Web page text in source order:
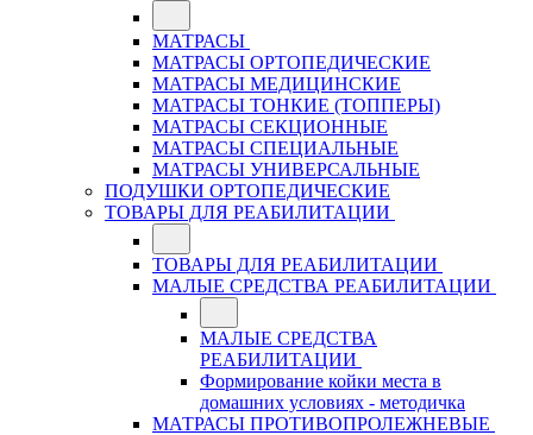
МАТРАСЫ
МАТРАСЫ ОРТОПЕДИЧЕСКИЕ
МАТРАСЫ МЕДИЦИНСКИЕ
МАТРАСЫ ТОНКИЕ (ТОППЕРЫ)
МАТРАСЫ СЕКЦИОННЫЕ
МАТРАСЫ СПЕЦИАЛЬНЫЕ
МАТРАСЫ УНИВЕРСАЛЬНЫЕ
ПОДУШКИ ОРТОПЕДИЧЕСКИЕ
ТОВАРЫ ДЛЯ РЕАБИЛИТАЦИИ
ТОВАРЫ ДЛЯ РЕАБИЛИТАЦИИ
МАЛЫЕ СРЕДСТВА РЕАБИЛИТАЦИИ
МАЛЫЕ СРЕДСТВА
РЕАБИЛИТАЦИИ
Формирование койки места в
домашних условиях - методичка
МАТРАСЫ ПРОТИВОПРОЛЕЖНЕВЫЕ